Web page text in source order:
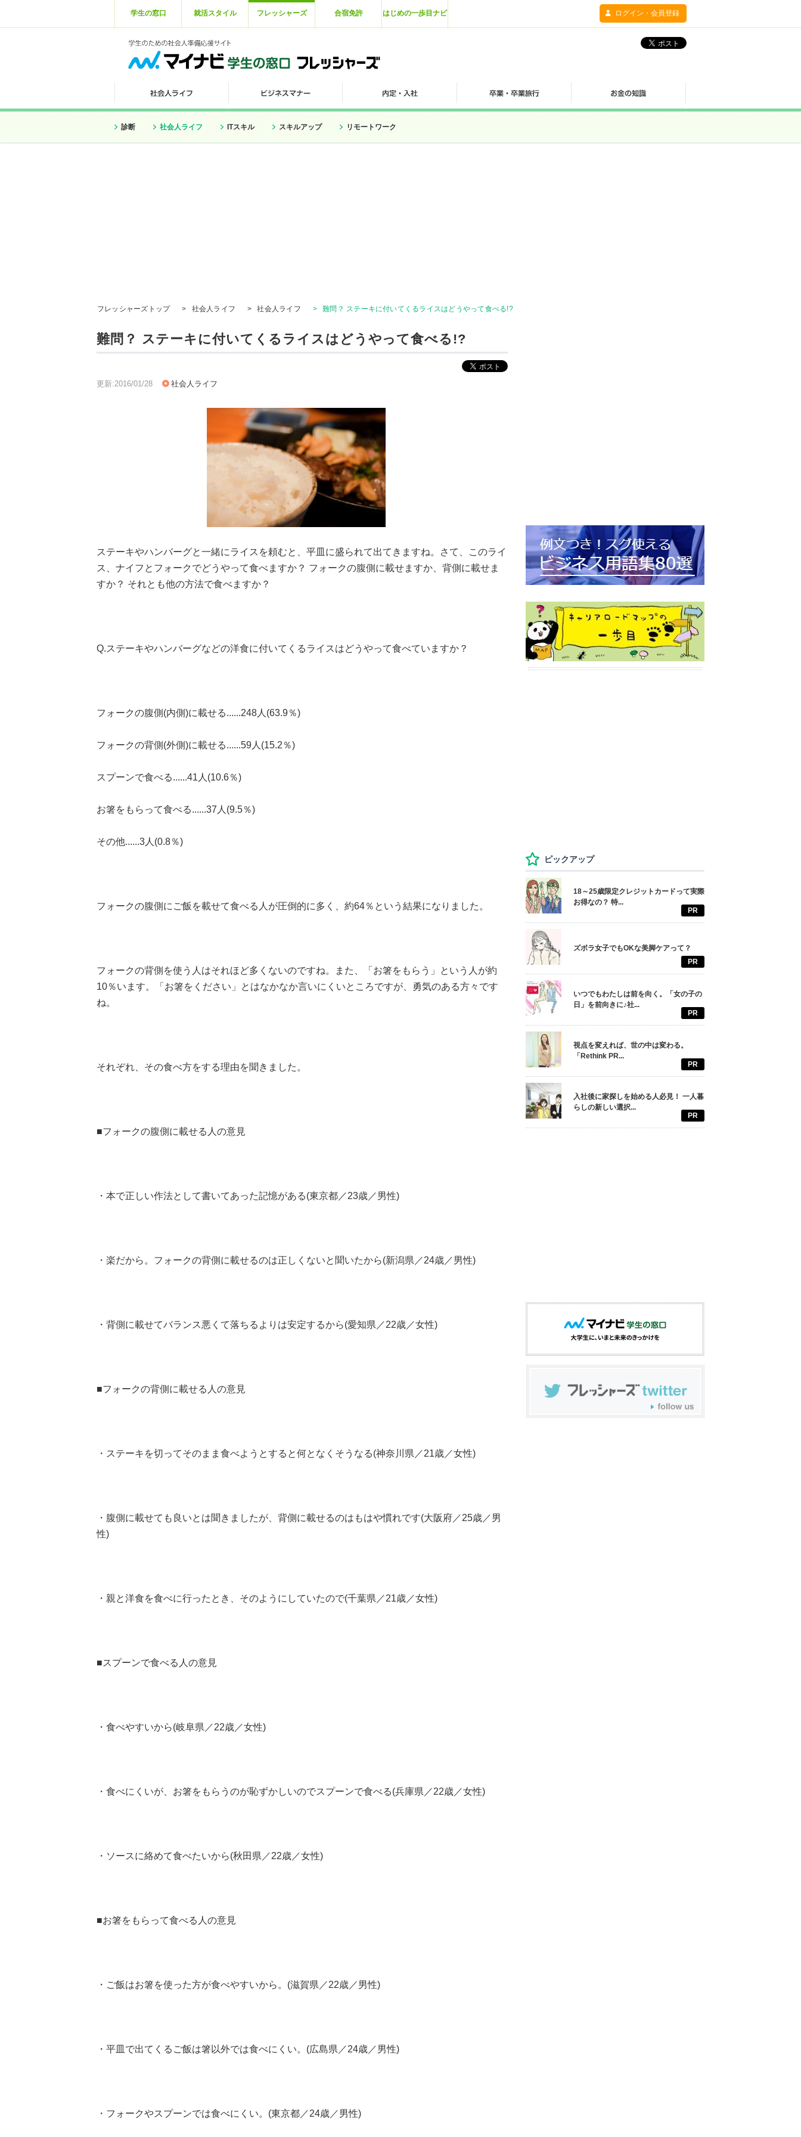
学生の窓口 就活スタイル フレッシャーズ 合宿免許 はじめの一歩目ナビ ログイン・会員登録
診断 社会人ライフ ITスキル スキルアップ リモートワーク
フレッシャーズトップ > 社会人ライフ > 社会人ライフ > 難問？ ステーキに付いてくるライスはどうやって食べる!?
難問？ ステーキに付いてくるライスはどうやって食べる!?
更新:2016/01/28 社会人ライフ
ステーキやハンバーグと一緒にライスを頼むと、平皿に盛られて出てきますね。さて、このライ
ス、ナイフとフォークでどうやって食べますか？ フォークの腹側に載せますか、背側に載せま
すか？ それとも他の方法で食べますか？
Q.ステーキやハンバーグなどの洋食に付いてくるライスはどうやって食べていますか？
フォークの腹側(内側)に載せる......248人(63.9％)
フォークの背側(外側)に載せる......59人(15.2％)
スプーンで食べる......41人(10.6％)
お箸をもらって食べる......37人(9.5％)
その他......3人(0.8％)
フォークの腹側にご飯を載せて食べる人が圧倒的に多く、約64％という結果になりました。
フォークの背側を使う人はそれほど多くないのですね。また、「お箸をもらう」という人が約
10％います。「お箸をください」とはなかなか言いにくいところですが、勇気のある方々です
ね。
それぞれ、その食べ方をする理由を聞きました。
■フォークの腹側に載せる人の意見
・本で正しい作法として書いてあった記憶がある(東京都／23歳／男性)
・楽だから。フォークの背側に載せるのは正しくないと聞いたから(新潟県／24歳／男性)
・背側に載せてバランス悪くて落ちるよりは安定するから(愛知県／22歳／女性)
■フォークの背側に載せる人の意見
・ステーキを切ってそのまま食べようとすると何となくそうなる(神奈川県／21歳／女性)
・腹側に載せても良いとは聞きましたが、背側に載せるのはもはや慣れです(大阪府／25歳／男
性)
・親と洋食を食べに行ったとき、そのようにしていたので(千葉県／21歳／女性)
■スプーンで食べる人の意見
・食べやすいから(岐阜県／22歳／女性)
・食べにくいが、お箸をもらうのが恥ずかしいのでスプーンで食べる(兵庫県／22歳／女性)
・ソースに絡めて食べたいから(秋田県／22歳／女性)
■お箸をもらって食べる人の意見
・ご飯はお箸を使った方が食べやすいから。(滋賀県／22歳／男性)
・平皿で出てくるご飯は箸以外では食べにくい。(広島県／24歳／男性)
・フォークやスプーンでは食べにくい。(東京都／24歳／男性)
ピックアップ
18～25歳限定クレジットカードって実際
お得なの？ 特...
PR
ズボラ女子でもOKな美脚ケアって？
PR
いつでもわたしは前を向く。「女の子の
日」を前向きに♪社...
PR
視点を変えれば、世の中は変わる。
「Rethink PR...
PR
入社後に家探しを始める人必見！ 一人暮
らしの新しい選択...
PR